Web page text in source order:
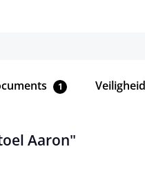
1
Aaron"